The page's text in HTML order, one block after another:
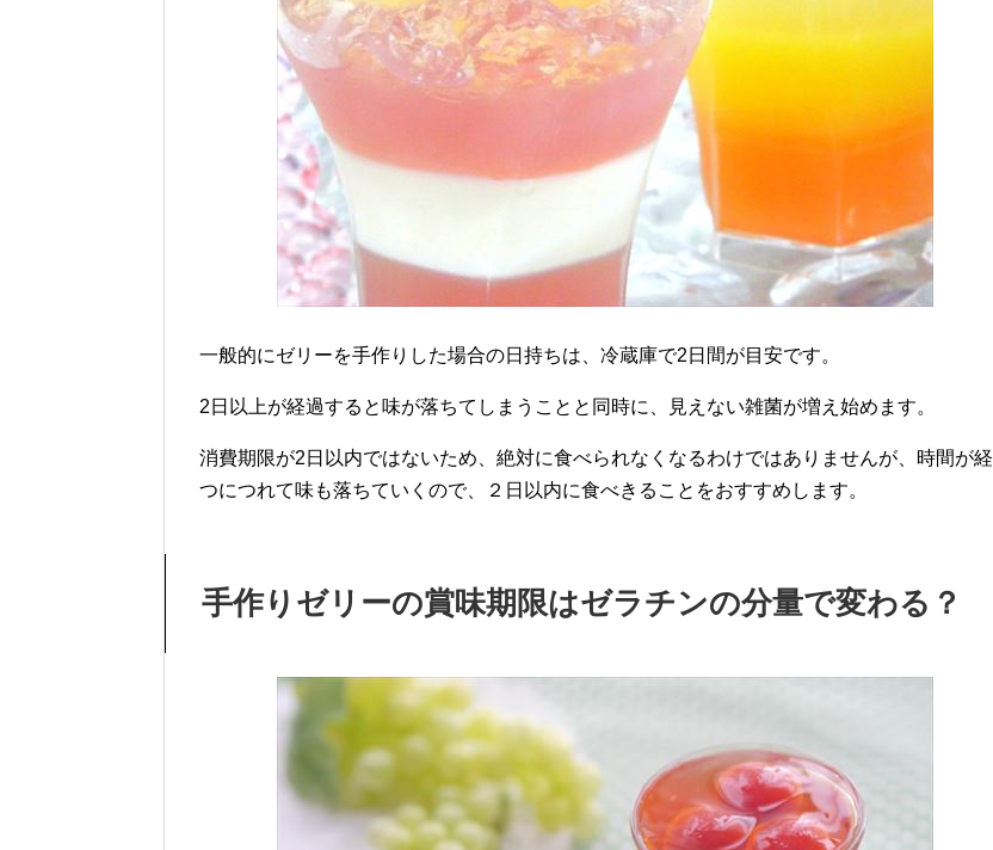
一般的にゼリーを手作りした場合の日持ちは、冷蔵庫で2日間が目安です。
2日以上が経過すると味が落ちてしまうことと同時に、見えない雑菌が増え始めます。
消費期限が2日以内ではないため、絶対に食べられなくなるわけではありませんが、時間が経
つにつれて味も落ちていくので、２日以内に食べきることをおすすめします。
手作りゼリーの賞味期限はゼラチンの分量で変わる？